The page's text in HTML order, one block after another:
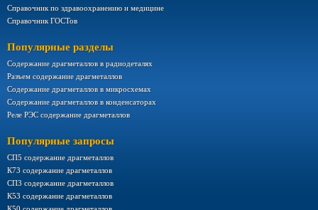
Справочник по здравоохранению и медицине
Справочник ГОСТов
Популярные разделы
Содержание драгметаллов в радиодеталях
Разъем содержание драгметаллов
Содержание драгметаллов в микросхемах
Содержание драгметаллов в конденсаторах
Реле РЭС содержание драгметаллов
Популярные запросы
СП5 содержание драгметаллов
К73 содержание драгметаллов
СП3 содержание драгметаллов
К53 содержание драгметаллов